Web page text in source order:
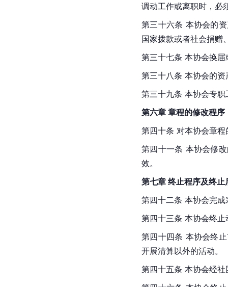
调动工作或离职时，必
第三十六条 本协会的
国家拨款或者社会捐赠
第三十七条 本协会换
第三十八条 本协会的
第三十九条 本协会专
第六章 章程的修改程序
第四十条 对本协会章
第四十一条 本协会修
效。
第七章 终止程序及终止
第四十二条 本协会完
第四十三条 本协会终
第四十四条 本协会终
开展清算以外的活动。
第四十五条 本协会经